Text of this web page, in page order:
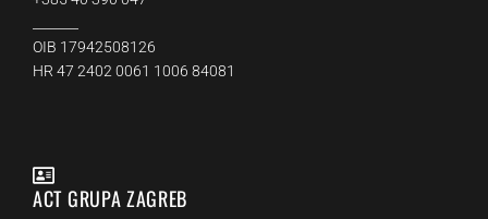
OIB 17942508126
HR 47 2402 0061 1006 84081
ACT GRUPA ZAGREB